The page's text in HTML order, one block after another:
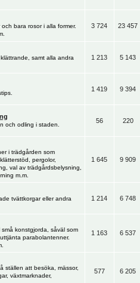
bara rosor i alla former.
3 724 23 457
samt alla andra
1 213 5 143
1 419 9 394
och odling i staden.
56 220
i trädgården som
pergolor,
val av trädgårdsbelysning,
m.m.
1 645 9 909
tvättkorgar eller andra
1 214 6 748
konstgjorda, såväl som
parabolantenner.
1 163 6 537
ställen att besöka, mässor,
växtmarknader,
577 6 205